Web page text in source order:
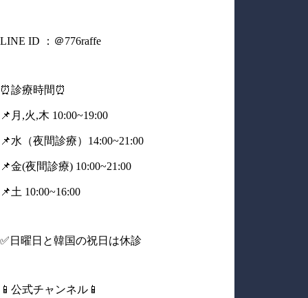
LINE ID ：＠776raffe
⏰診療時間⏰
📌月,火,木 10:00~19:00
📌水（夜間診療）14:00~21:00
📌金(夜間診療) 10:00~21:00
📌土 10:00~16:00
✅日曜日と韓国の祝日は休診
📱公式チャンネル📱